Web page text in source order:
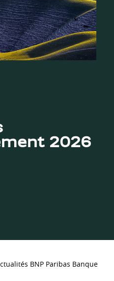
2026
BNP Paribas Banque